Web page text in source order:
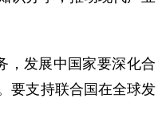
，发展中国家要深化合
要支持联合国在全球发